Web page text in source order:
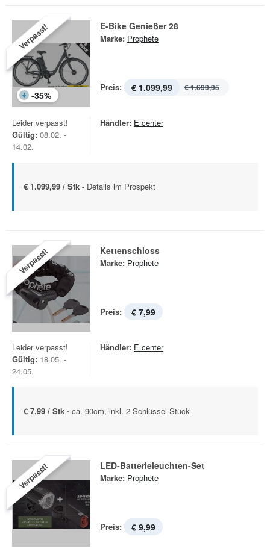
Verpasst!
-35%
E-Bike Genießer 28
Marke: Prophete
Preis: € 1.099,99 € 1.699,95
Leider verpasst!
Gültig: 08.02. -
14.02.
Händler: E center
€ 1.099,99 / Stk - Details im Prospekt
Verpasst! Kettenschloss
Marke: Prophete
Preis: € 7,99
Leider verpasst!
Gültig: 18.05. -
24.05.
Händler: E center
€ 7,99 / Stk - ca. 90cm, inkl. 2 Schlüssel Stück
Verpasst! LED-Batterieleuchten-Set
Marke: Prophete
Preis: € 9,99